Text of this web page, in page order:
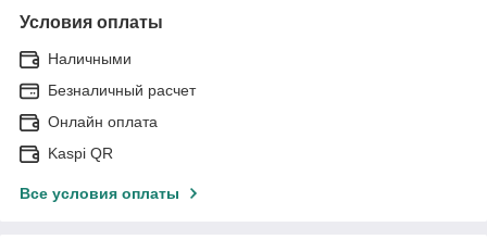
Условия оплаты
Наличными
Безналичный расчет
Онлайн оплата
Kaspi QR
Все условия оплаты